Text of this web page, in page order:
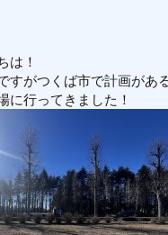
は！
すがつくば市で計画があ
に行ってきました！